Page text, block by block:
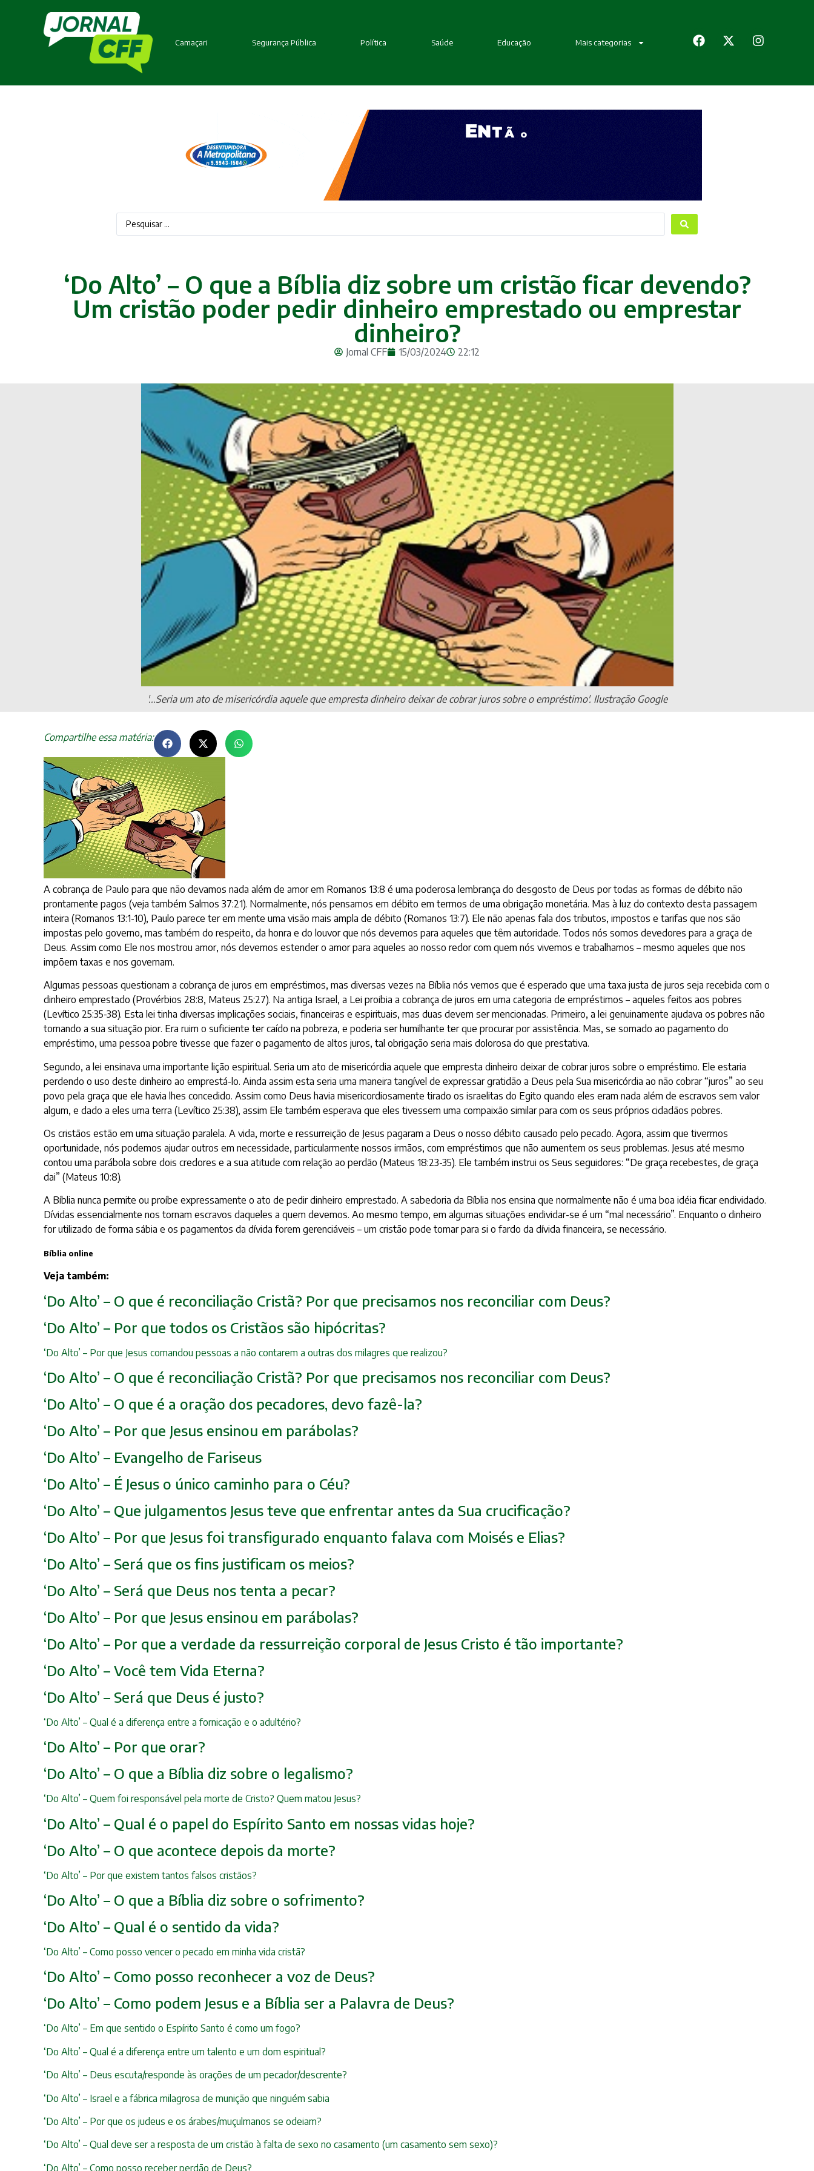
Camaçari Segurança Pública Política Saúde Educação Mais categorias
‘Do Alto’ – O que a Bíblia diz sobre um cristão ficar devendo?
Um cristão poder pedir dinheiro emprestado ou emprestar
dinheiro?
Jornal CFF 15/03/2024 22:12
'...Seria um ato de misericórdia aquele que empresta dinheiro deixar de cobrar juros sobre o empréstimo'. Ilustração Google
Compartilhe essa matéria:
A cobrança de Paulo para que não devamos nada além de amor em Romanos 13:8 é uma poderosa lembrança do desgosto de Deus por todas as formas de débito não
prontamente pagos (veja também Salmos 37:21). Normalmente, nós pensamos em débito em termos de uma obrigação monetária. Mas à luz do contexto desta passagem
inteira (Romanos 13:1-10), Paulo parece ter em mente uma visão mais ampla de débito (Romanos 13:7). Ele não apenas fala dos tributos, impostos e tarifas que nos são
impostas pelo governo, mas também do respeito, da honra e do louvor que nós devemos para aqueles que têm autoridade. Todos nós somos devedores para a graça de
Deus. Assim como Ele nos mostrou amor, nós devemos estender o amor para aqueles ao nosso redor com quem nós vivemos e trabalhamos – mesmo aqueles que nos
impõem taxas e nos governam.
Algumas pessoas questionam a cobrança de juros em empréstimos, mas diversas vezes na Bíblia nós vemos que é esperado que uma taxa justa de juros seja recebida com o
dinheiro emprestado (Provérbios 28:8, Mateus 25:27). Na antiga Israel, a Lei proibia a cobrança de juros em uma categoria de empréstimos – aqueles feitos aos pobres
(Levítico 25:35-38). Esta lei tinha diversas implicações sociais, financeiras e espirituais, mas duas devem ser mencionadas. Primeiro, a lei genuinamente ajudava os pobres não
tornando a sua situação pior. Era ruim o suficiente ter caído na pobreza, e poderia ser humilhante ter que procurar por assistência. Mas, se somado ao pagamento do
empréstimo, uma pessoa pobre tivesse que fazer o pagamento de altos juros, tal obrigação seria mais dolorosa do que prestativa.
Segundo, a lei ensinava uma importante lição espiritual. Seria um ato de misericórdia aquele que empresta dinheiro deixar de cobrar juros sobre o empréstimo. Ele estaria
perdendo o uso deste dinheiro ao emprestá-lo. Ainda assim esta seria uma maneira tangível de expressar gratidão a Deus pela Sua misericórdia ao não cobrar “juros” ao seu
povo pela graça que ele havia lhes concedido. Assim como Deus havia misericordiosamente tirado os israelitas do Egito quando eles eram nada além de escravos sem valor
algum, e dado a eles uma terra (Levítico 25:38), assim Ele também esperava que eles tivessem uma compaixão similar para com os seus próprios cidadãos pobres.
Os cristãos estão em uma situação paralela. A vida, morte e ressurreição de Jesus pagaram a Deus o nosso débito causado pelo pecado. Agora, assim que tivermos
oportunidade, nós podemos ajudar outros em necessidade, particularmente nossos irmãos, com empréstimos que não aumentem os seus problemas. Jesus até mesmo
contou uma parábola sobre dois credores e a sua atitude com relação ao perdão (Mateus 18:23-35). Ele também instrui os Seus seguidores: “De graça recebestes, de graça
dai” (Mateus 10:8).
A Bíblia nunca permite ou proíbe expressamente o ato de pedir dinheiro emprestado. A sabedoria da Bíblia nos ensina que normalmente não é uma boa idéia ficar endividado.
Dívidas essencialmente nos tornam escravos daqueles a quem devemos. Ao mesmo tempo, em algumas situações endividar-se é um “mal necessário”. Enquanto o dinheiro
for utilizado de forma sábia e os pagamentos da dívida forem gerenciáveis – um cristão pode tomar para si o fardo da dívida financeira, se necessário.
Bíblia online
Veja também:
‘Do Alto’ – O que é reconciliação Cristã? Por que precisamos nos reconciliar com Deus?
‘Do Alto’ – Por que todos os Cristãos são hipócritas?
‘Do Alto’ – Por que Jesus comandou pessoas a não contarem a outras dos milagres que realizou?
‘Do Alto’ – O que é reconciliação Cristã? Por que precisamos nos reconciliar com Deus?
‘Do Alto’ – O que é a oração dos pecadores, devo fazê-la?
‘Do Alto’ – Por que Jesus ensinou em parábolas?
‘Do Alto’ – Evangelho de Fariseus
‘Do Alto’ – É Jesus o único caminho para o Céu?
‘Do Alto’ – Que julgamentos Jesus teve que enfrentar antes da Sua crucificação?
‘Do Alto’ – Por que Jesus foi transfigurado enquanto falava com Moisés e Elias?
‘Do Alto’ – Será que os fins justificam os meios?
‘Do Alto’ – Será que Deus nos tenta a pecar?
‘Do Alto’ – Por que Jesus ensinou em parábolas?
‘Do Alto’ – Por que a verdade da ressurreição corporal de Jesus Cristo é tão importante?
‘Do Alto’ – Você tem Vida Eterna?
‘Do Alto’ – Será que Deus é justo?
‘Do Alto’ – Qual é a diferença entre a fornicação e o adultério?
‘Do Alto’ – Por que orar?
‘Do Alto’ – O que a Bíblia diz sobre o legalismo?
‘Do Alto’ – Quem foi responsável pela morte de Cristo? Quem matou Jesus?
‘Do Alto’ – Qual é o papel do Espírito Santo em nossas vidas hoje?
‘Do Alto’ – O que acontece depois da morte?
‘Do Alto’ – Por que existem tantos falsos cristãos?
‘Do Alto’ – O que a Bíblia diz sobre o sofrimento?
‘Do Alto’ – Qual é o sentido da vida?
‘Do Alto’ – Como posso vencer o pecado em minha vida cristã?
‘Do Alto’ – Como posso reconhecer a voz de Deus?
‘Do Alto’ – Como podem Jesus e a Bíblia ser a Palavra de Deus?
‘Do Alto’ – Em que sentido o Espírito Santo é como um fogo?
‘Do Alto’ – Qual é a diferença entre um talento e um dom espiritual?
‘Do Alto’ – Deus escuta/responde às orações de um pecador/descrente?
‘Do Alto’ – Israel e a fábrica milagrosa de munição que ninguém sabia
‘Do Alto’ – Por que os judeus e os árabes/muçulmanos se odeiam?
‘Do Alto’ – Qual deve ser a resposta de um cristão à falta de sexo no casamento (um casamento sem sexo)?
‘Do Alto’ – Como posso receber perdão de Deus?